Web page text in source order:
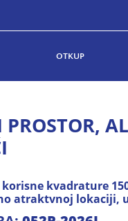
OTKUP
kvadrature
atraktvnoj lokaciji,